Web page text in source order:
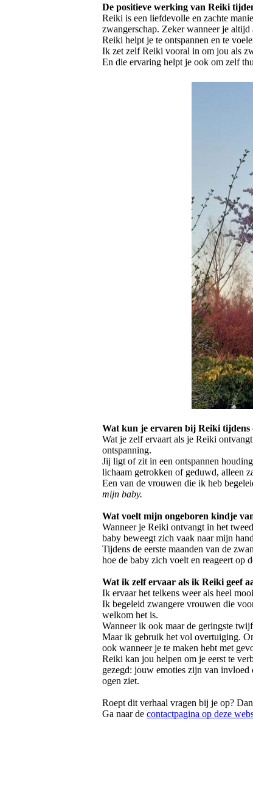
De positieve werking van Reiki
Reiki is een liefdevolle en zachte
zwangerschap. Zeker wanneer je
Reiki helpt je te ontspannen en te
Ik zet zelf Reiki vooral in om jou als
En die ervaring helpt je ook om zelf
Wat kun je ervaren bij Reiki tijdens
Wat je zelf ervaart als je Reiki
ontspanning.
Jij ligt of zit in een ontspannen
lichaam getrokken of geduwd, alleen
Een van de vrouwen die ik heb
mijn baby.
Wat voelt mijn ongeboren kindje
Wanneer je Reiki ontvangt in het
baby beweegt zich vaak naar mijn
Tijdens de eerste maanden van de
hoe de baby zich voelt en reageert op
Wat ik zelf ervaar als ik Reiki geef
Ik ervaar het telkens weer als heel
Ik begeleid zwangere vrouwen die
welkom het is.
Wanneer ik ook maar de geringste
Maar ik gebruik het vol overtuiging.
ook wanneer je te maken hebt met
Reiki kan jou helpen om je eerst te
gezegd: jouw emoties zijn van
ogen ziet.
Roept dit verhaal vragen bij je op?
Ga naar de contactpagina op deze